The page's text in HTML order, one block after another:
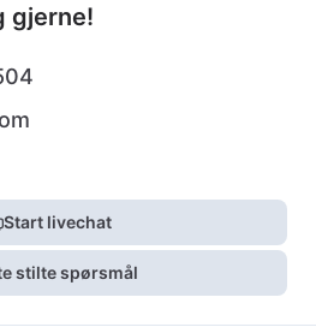
gjerne!
Start livechat
stilte spørsmål